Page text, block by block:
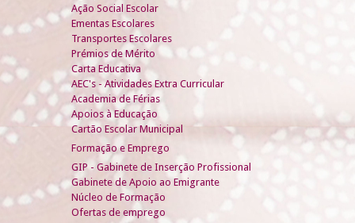
Ação Social Escolar
Ementas Escolares
Transportes Escolares
Prémios de Mérito
Carta Educativa
AEC's - Atividades Extra Curricular
Academia de Férias
Apoios à Educação
Cartão Escolar Municipal
Formação e Emprego
GIP - Gabinete de Inserção Profissional
Gabinete de Apoio ao Emigrante
Núcleo de Formação
Ofertas de emprego